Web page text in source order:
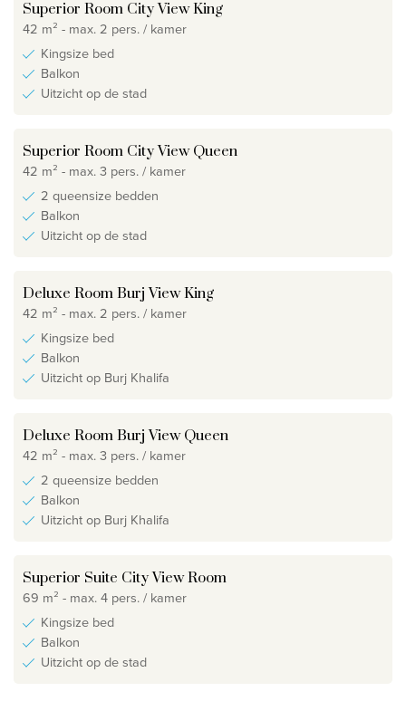
Superior Room City View King
42 m² - max. 2 pers. / kamer
Kingsize bed
Balkon
Uitzicht op de stad
Superior Room City View Queen
42 m² - max. 3 pers. / kamer
2 queensize bedden
Balkon
Uitzicht op de stad
Deluxe Room Burj View King
42 m² - max. 2 pers. / kamer
Kingsize bed
Balkon
Uitzicht op Burj Khalifa
Deluxe Room Burj View Queen
42 m² - max. 3 pers. / kamer
2 queensize bedden
Balkon
Uitzicht op Burj Khalifa
Superior Suite City View Room
69 m² - max. 4 pers. / kamer
Kingsize bed
Balkon
Uitzicht op de stad